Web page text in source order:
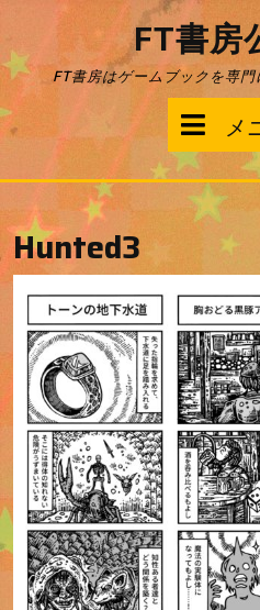
テ
ン
ツ
へ
FT書房
FT書房はゲームブックを専
メ
Hunted3